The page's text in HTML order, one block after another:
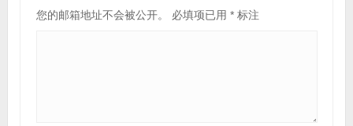
您的邮箱地址不会被公开。 必填项已用 *标注